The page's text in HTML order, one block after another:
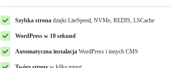
Szybka strona dzięki LiteSpeed, NVMe, REDIS, LSCache
WordPress w 10 sekund
Automatyczna instalacja WordPress i innych CMS